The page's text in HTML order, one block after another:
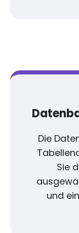
Die
Sie
und